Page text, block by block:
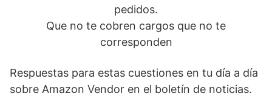
pedidos.
Que no te cobren cargos que no te
corresponden
Respuestas para estas cuestiones en tu día a día
sobre Amazon Vendor en el boletín de noticias.